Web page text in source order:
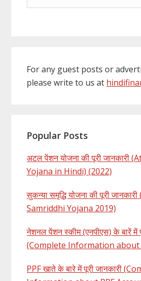
For any guest posts or
please write to us at
Popular Posts
अटल पेंशन योजना की पूरी जानकारी
Yojana in Hindi) (2022)
सुकन्या समृद्धि योजना की पूरी
Samriddhi Yojana 2019)
नेशनल पेंशन स्कीम (एनपीएस) के बारें में
(Complete Information about
PPF खाते के बारे में पूरी जानकारी